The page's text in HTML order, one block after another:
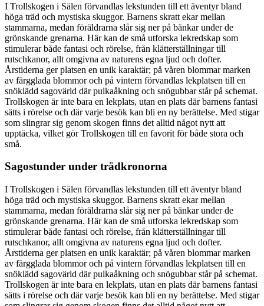
I Trollskogen i Sälen förvandlas lekstunden till ett äventyr bland
höga träd och mystiska skuggor. Barnens skratt ekar mellan
stammarna, medan föräldrarna slår sig ner på bänkar under de
grönskande grenarna. Här kan de små utforska lekredskap som
stimulerar både fantasi och rörelse, från klätterställningar till
rutschkanor, allt omgivna av naturens egna ljud och dofter.
Årstiderna ger platsen en unik karaktär; på våren blommar marken
av färgglada blommor och på vintern förvandlas lekplatsen till en
snöklädd sagovärld där pulkaåkning och snögubbar står på schemat.
Trollskogen är inte bara en lekplats, utan en plats där barnens fantasi
sätts i rörelse och där varje besök kan bli en ny berättelse. Med stigar
som slingrar sig genom skogen finns det alltid något nytt att
upptäcka, vilket gör Trollskogen till en favorit för både stora och
små.
Sagostunder under trädkronorna
I Trollskogen i Sälen förvandlas lekstunden till ett äventyr bland
höga träd och mystiska skuggor. Barnens skratt ekar mellan
stammarna, medan föräldrarna slår sig ner på bänkar under de
grönskande grenarna. Här kan de små utforska lekredskap som
stimulerar både fantasi och rörelse, från klätterställningar till
rutschkanor, allt omgivna av naturens egna ljud och dofter.
Årstiderna ger platsen en unik karaktär; på våren blommar marken
av färgglada blommor och på vintern förvandlas lekplatsen till en
snöklädd sagovärld där pulkaåkning och snögubbar står på schemat.
Trollskogen är inte bara en lekplats, utan en plats där barnens fantasi
sätts i rörelse och där varje besök kan bli en ny berättelse. Med stigar